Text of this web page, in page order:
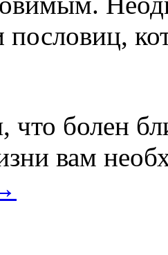
пословиц,
что болен
вам